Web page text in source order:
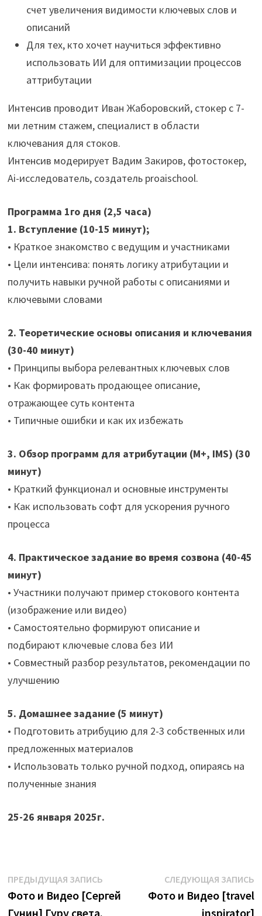
счет увеличения видимости ключевых слов и
описаний
Для тех, кто хочет научиться эффективно
использовать ИИ для оптимизации процессов
аттрибутации
Интенсив проводит Иван Жаборовский, стокер с 7-
ми летним стажем, специалист в области
ключевания для стоков.
Интенсив модерирует Вадим Закиров, фотостокер,
Ai-исследователь, создатель proaischool.
Программа 1го дня (2,5 часа)
1. Вступление (10-15 минут);
• Краткое знакомство с ведущим и участниками
• Цели интенсива: понять логику атрибутации и
получить навыки ручной работы с описаниями и
ключевыми словами
2. Теоретические основы описания и ключевания
(30-40 минут)
• Принципы выбора релевантных ключевых слов
• Как формировать продающее описание,
отражающее суть контента
• Типичные ошибки и как их избежать
3. Обзор программ для атрибутации (M+, IMS) (30
минут)
• Краткий функционал и основные инструменты
• Как использовать софт для ускорения ручного
процесса
4. Практическое задание во время созвона (40-45
минут)
• Участники получают пример стокового контента
(изображение или видео)
• Самостоятельно формируют описание и
подбирают ключевые слова без ИИ
• Совместный разбор результатов, рекомендации по
улучшению
5. Домашнее задание (5 минут)
• Подготовить атрибуцию для 2-3 собственных или
предложенных материалов
• Использовать только ручной подход, опираясь на
полученные знания
25-26 января 2025г.
Навигация
по
ПРЕДЫДУЩАЯ ЗАПИСЬПредыдущая
запись:
Фото и Видео [Сергей
Гунин] Гуру света.
СЛЕДУЮЩАЯ ЗАПИСЬ
Фото и Видео [travel
inspirator]